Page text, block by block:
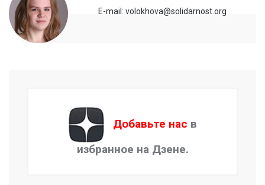
E-mail: volokhova@solidarnost.org
Добавьте нас в
избранное на Дзене.